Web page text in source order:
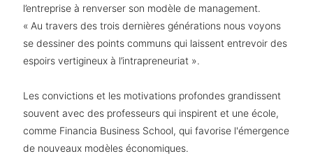
l’entreprise à renverser son modèle de management.
« Au travers des trois dernières générations nous voyons
se dessiner des points communs qui laissent entrevoir des
espoirs vertigineux à l’intrapreneuriat ».
Les convictions et les motivations profondes grandissent
souvent avec des professeurs qui inspirent et une école,
comme Financia Business School, qui favorise l'émergence
de nouveaux modèles économiques.